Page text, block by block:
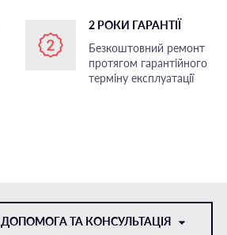
2 РОКИ ГАРАНТІЇ
Безкоштовний ремонт
протягом гарантійного
терміну експлуатації
ДОПОМОГА ТА КОНСУЛЬТАЦІЯ